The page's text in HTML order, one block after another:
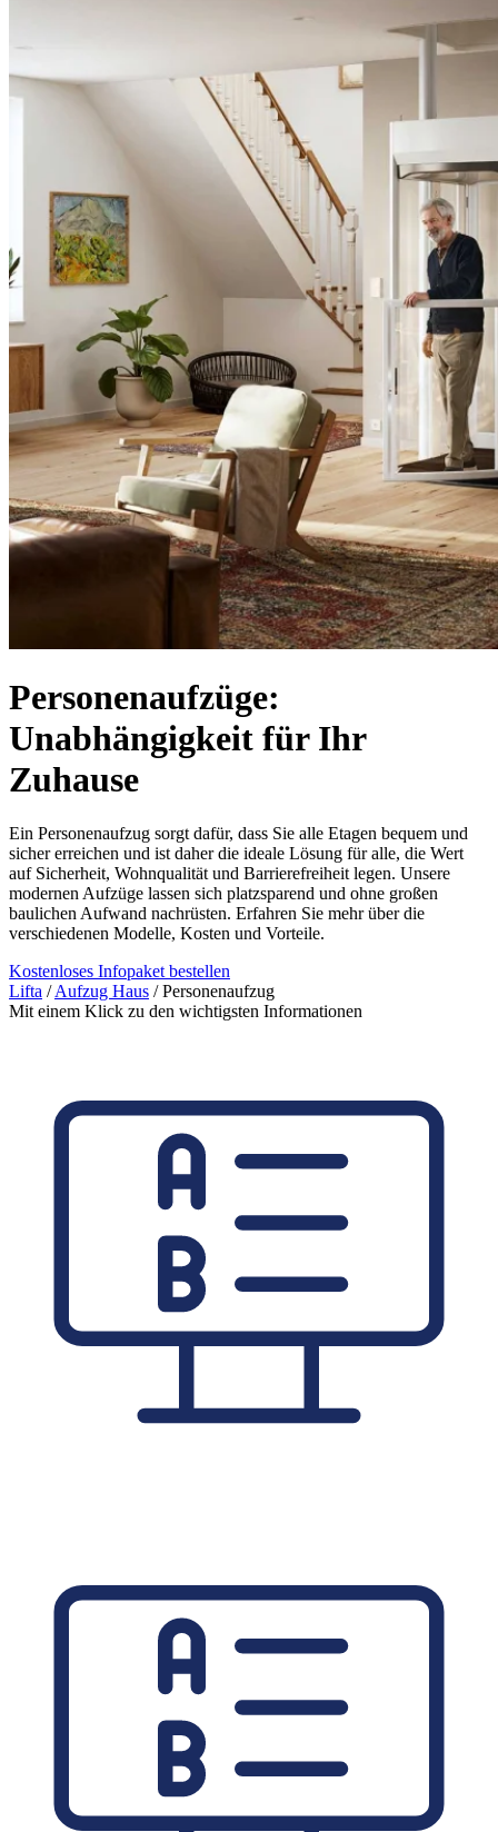
Personenaufzüge:
Unabhängigkeit für Ihr
Zuhause
Ein Personenaufzug sorgt dafür, dass Sie alle Etagen bequem und
sicher erreichen und ist daher die ideale Lösung für alle, die Wert
auf Sicherheit, Wohnqualität und Barrierefreiheit legen. Unsere
modernen Aufzüge lassen sich platzsparend und ohne großen
baulichen Aufwand nachrüsten. Erfahren Sie mehr über die
verschiedenen Modelle, Kosten und Vorteile.
Kostenloses Infopaket bestellen
Lifta /Aufzug Haus / Personenaufzug
Mit einem Klick zu den wichtigsten Informationen